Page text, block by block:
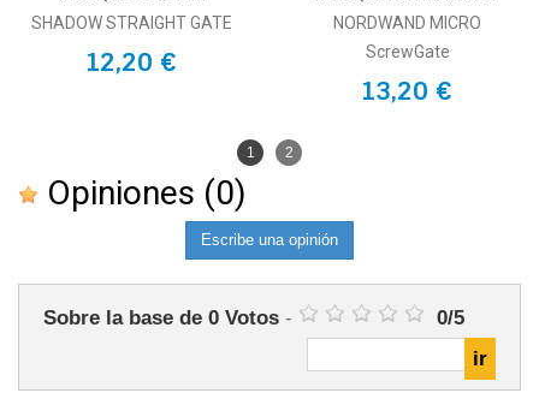
SHADOW STRAIGHT GATE
12,20 €
NORDWAND MICRO
ScrewGate
13,20 €
1 2
Opiniones (0)
Escribe una opinión
Sobre la base de 0 Votos - 0/5